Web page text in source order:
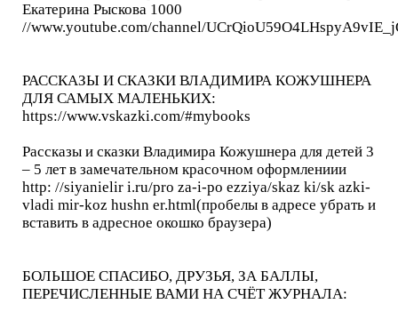
Екатерина Рыскова 1000
//www.youtube.com/channel/
РАССКАЗЫ И СКАЗКИ ВЛАДИМИРА КОЖУШНЕРА
ДЛЯ САМЫХ МАЛЕНЬКИХ:
https://www.vskazki.com/#mybooks
Рассказы и сказки Владимира Кожушнера для детей 3
– 5 лет в замечательном красочном оформлениии
http: //siyanielir i.ru/pro za-i-po ezziya/skaz ki/sk azki-
vladi mir-koz hushn er.html(пробелы в адресе убрать и
вставить в адресное окошко браузера)
БОЛЬШОЕ СПАСИБО, ДРУЗЬЯ, ЗА БАЛЛЫ,
ПЕРЕЧИСЛЕННЫЕ ВАМИ НА СЧЁТ ЖУРНАЛА: